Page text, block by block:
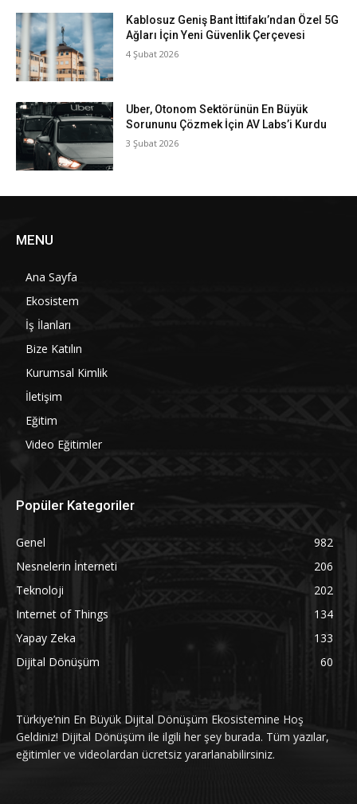
Kablosuz Geniş Bant İttifakı’ndan Özel 5G
Ağları İçin Yeni Güvenlik Çerçevesi
4 Şubat 2026
Uber, Otonom Sektörünün En Büyük
Sorununu Çözmek İçin AV Labs’i Kurdu
3 Şubat 2026
MENU
Ana Sayfa
Ekosistem
İş İlanları
Bize Katılın
Kurumsal Kimlik
İletişim
Eğitim
Video Eğitimler
Popüler Kategoriler
Genel
982
Nesnelerin İnterneti
206
Teknoloji
202
Internet of Things
134
Yapay Zeka
133
Dijital Dönüşüm
60
Türkiye’nin En Büyük Dijital Dönüşüm Ekosistemine Hoş
Geldiniz! Dijital Dönüşüm ile ilgili her şey burada. Tüm yazılar,
eğitimler ve videolardan ücretsiz yararlanabilirsiniz.